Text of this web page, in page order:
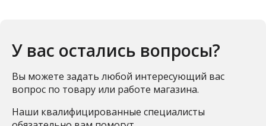
У вас остались вопросы?
Вы можете задать любой интересующий вас
вопрос по товару или работе магазина.
Наши квалифицированные специалисты